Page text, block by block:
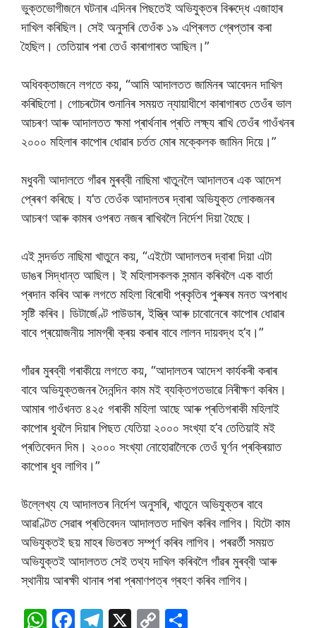
ভুক্তভোগীজনে ঘটনাৰ এদিনৰ পিছতেই অভিযুক্তৰ বিৰুদ্ধে এজাহাৰ
দাখিল কৰিছিল। সেই অনুসৰি তেওঁক ১৯ এপ্ৰিলত গ্ৰেপ্তাৰ কৰা
হৈছিল। তেতিয়াৰ পৰা তেওঁ কাৰাগাৰত আছিল।”
অধিবক্তাজনে লগতে কয়, “আমি আদালতত জামিনৰ আবেদন দাখিল
কৰিছিলো। গোচৰটোৰ শুনানিৰ সময়ত ন্যায়াধীশে কাৰাগাৰত তেওঁৰ ভাল
আচৰণ আৰু আদালতত ক্ষমা প্ৰাৰ্থনাৰ প্ৰতি লক্ষ্য ৰাখি তেওঁৰ গাওঁখনৰ
২০০০ মহিলাৰ কাপোৰ ধোৱাৰ চৰ্তত মোৰ মক্কেলক জামিন দিয়ে।”
মধুবনী আদালতে গাঁৱৰ মুৰব্বী নাছিমা খাতুনলৈ আদালতৰ এক আদেশ
প্ৰেৰণ কৰিছে। য’ত তেওঁক আদালতৰ দ্বাৰা অভিযুক্ত লোকজনৰ
আচৰণ আৰু কামৰ ওপৰত নজৰ ৰাখিবলৈ নিৰ্দেশ দিয়া হৈছে।
এই সন্দৰ্ভত নাছিমা খাতুনে কয়, “এইটো আদালতৰ দ্বাৰা দিয়া এটা
ডাঙৰ সিদ্ধান্ত আছিল। ই মহিলাসকলক সন্মান কৰিবলৈ এক বাৰ্তা
প্ৰদান কৰিব আৰু লগতে মহিলা বিৰোধী প্ৰকৃতিৰ পুৰুষৰ মনত অপৰাধ
সৃষ্টি কৰিব। ডিটাৰ্জেণ্ট পাউডাৰ, ইস্ত্ৰি আৰু চাবোনেৰে কাপোৰ ধোৱাৰ
বাবে প্ৰয়োজনীয় সামগ্ৰী ক্ৰয় কৰাৰ বাবে লালন দায়বদ্ধ হ’ব।”
গাঁৱৰ মুৰব্বী গৰাকীয়ে লগতে কয়, “আদালতৰ আদেশ কাৰ্যকৰী কৰাৰ
বাবে অভিযুক্তজনৰ দৈনন্দিন কাম মই ব্যক্তিগতভাৱে নিৰীক্ষণ কৰিম।
আমাৰ গাওঁখনত ৪২৫ গৰাকী মহিলা আছে আৰু প্ৰতিগৰাকী মহিলাই
কাপোৰ ধুবলৈ দিয়াৰ পিছত যেতিয়া ২০০০ সংখ্যা হ’ব তেতিয়াই মই
প্ৰতিবেদন দিম। ২০০০ সংখ্যা নোহোৱালৈকে তেওঁ ঘূৰ্ণন প্ৰক্ৰিয়াত
কাপোৰ ধুব লাগিব।”
উল্লেখ্য যে আদালতৰ নিৰ্দেশ অনুসৰি, খাতুনে অভিযুক্তৰ বাবে
আৱণ্টিত সেৱাৰ প্ৰতিবেদন আদালতত দাখিল কৰিব লাগিব। যিটো কাম
অভিযুক্তই ছয় মাহৰ ভিতৰত সম্পূৰ্ণ কৰিব লাগিব। পৰৱৰ্তী সময়ত
অভিযুক্তই আদালতত সেই তথ্য দাখিল কৰিবলৈ গাঁৱৰ মুৰব্বী আৰু
স্থানীয় আৰক্ষী থানাৰ পৰা প্ৰমাণপত্ৰ গ্ৰহণ কৰিব লাগিব।
W F
T
X
C